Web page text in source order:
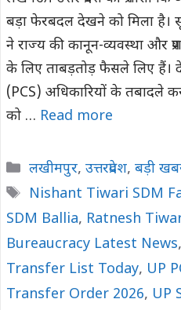
बड़ा फेरबदल देखने को मिला है।
ने राज्य की कानून-व्यवस्था और
के लिए ताबड़तोड़ फैसले लिए हैं।
(PCS) अधिकारियों के तबादले
को … Read more
Categories
लखीमपुर, उत्तरप्रदेश, बड़ी
Tags
Nishant Tiwari SDM
SDM Ballia, Ratnesh
Bureaucracy Latest News,
Transfer List Today, UP
Transfer Order 2026, UP